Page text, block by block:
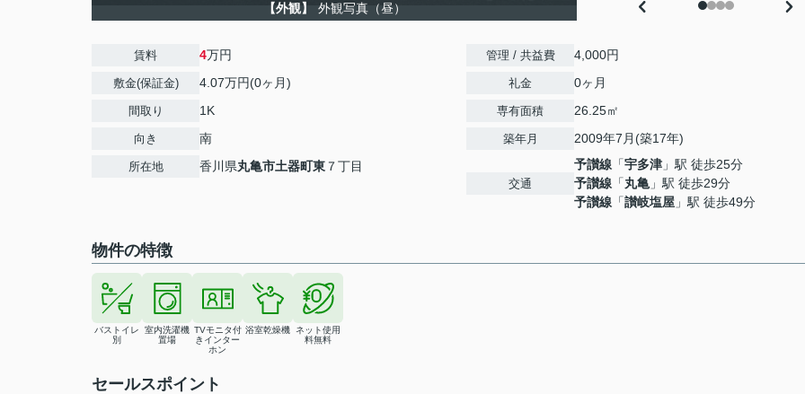
【外観】 外観写真（昼）
賃料 4万円
敷金(保証金) 4.07万円(0ヶ月)
間取り 1K
向き 南
所在地 香川県丸亀市土器町東 ７丁目
管理 / 共益費 4,000円
礼金 0ヶ月
専有面積 26.25㎡
築年月 2009年7月(築17年)
交通
予讃線 「宇多津 」駅 徒歩25分
予讃線 「丸亀 」駅 徒歩29分
予讃線 「讃岐塩屋 」駅 徒歩49分
物件の特徴
バストイレ
別
室内洗濯機
置場
TVモニタ付
きインター
ホン
浴室乾燥機 ネット使用
料無料
セールスポイント